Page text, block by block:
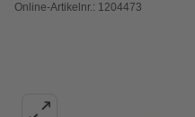
Online-Artikelnr.: 1204473